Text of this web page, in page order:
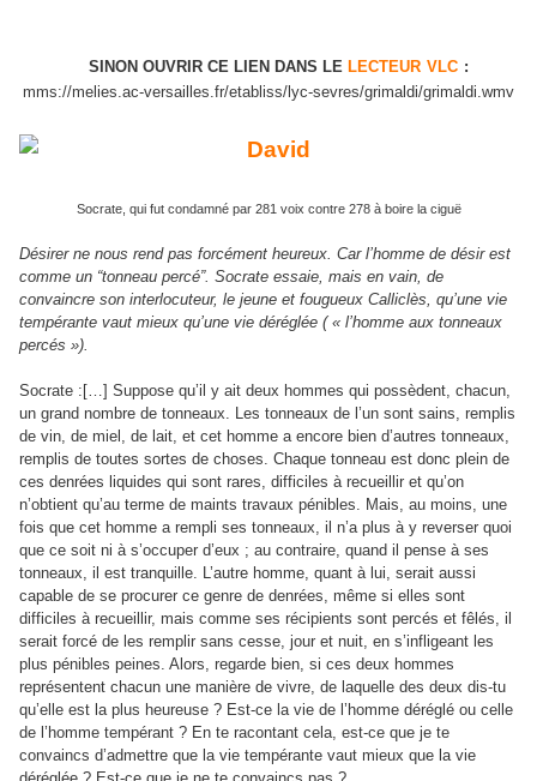
SINON OUVRIR CE LIEN DANS LE LECTEUR VLC :
mms://melies.ac-versailles.fr/etabliss/lyc-sevres/grimaldi/grimaldi.wmv
Socrate, qui fut condamné par 281 voix contre 278 à boire la ciguë
Désirer ne nous rend pas forcément heureux. Car l’homme de désir est
comme un “tonneau percé”. Socrate essaie, mais en vain, de
convaincre son interlocuteur, le jeune et fougueux Calliclès, qu’une vie
tempérante vaut mieux qu’une vie déréglée ( « l’homme aux tonneaux
percés »).
Socrate :[…] Suppose qu’il y ait deux hommes qui possèdent, chacun,
un grand nombre de tonneaux. Les tonneaux de l’un sont sains, remplis
de vin, de miel, de lait, et cet homme a encore bien d’autres tonneaux,
remplis de toutes sortes de choses. Chaque tonneau est donc plein de
ces denrées liquides qui sont rares, difficiles à recueillir et qu’on
n’obtient qu’au terme de maints travaux pénibles. Mais, au moins, une
fois que cet homme a rempli ses tonneaux, il n’a plus à y reverser quoi
que ce soit ni à s’occuper d’eux ; au contraire, quand il pense à ses
tonneaux, il est tranquille. L’autre homme, quant à lui, serait aussi
capable de se procurer ce genre de denrées, même si elles sont
difficiles à recueillir, mais comme ses récipients sont percés et fêlés, il
serait forcé de les remplir sans cesse, jour et nuit, en s’infligeant les
plus pénibles peines. Alors, regarde bien, si ces deux hommes
représentent chacun une manière de vivre, de laquelle des deux dis-tu
qu’elle est la plus heureuse ? Est-ce la vie de l’homme déréglé ou celle
de l’homme tempérant ? En te racontant cela, est-ce que je te
convaincs d’admettre que la vie tempérante vaut mieux que la vie